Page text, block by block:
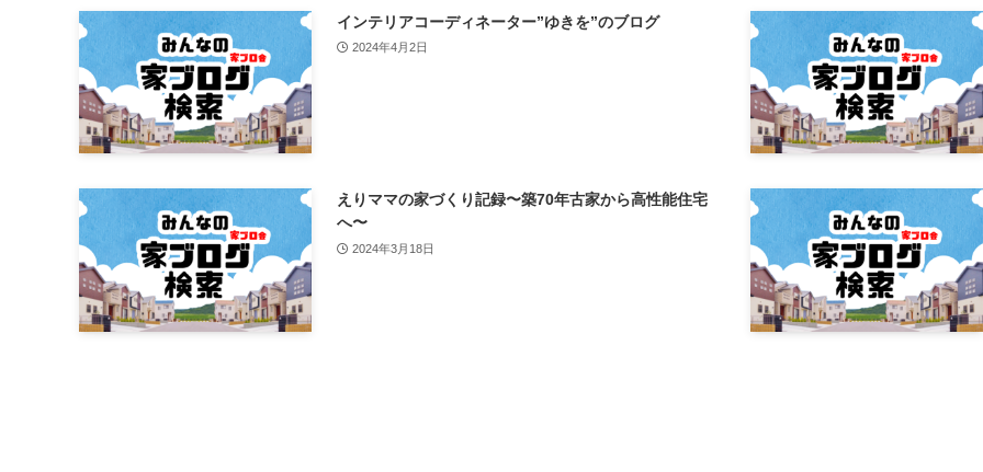
インテリアコーディネーター”ゆきを”のブログ
2024年4月2日
えりママの家づくり記録〜築70年古家から高性能住宅
へ〜
2024年3月18日